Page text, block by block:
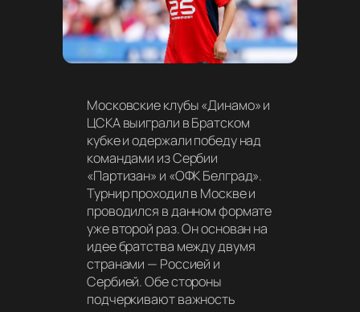
Московские клубы «Динамо» и
ЦСКА выиграли в Братском
кубке и одержали победу над
командами из Сербии
«Партизан» и «ОФК Белград».
Турнир проходил в Москве и
проводился в данном формате
уже второй раз. Он основан на
идее братства между двумя
странами — Россией и
Сербией. Обе стороны
подчеркивают важность